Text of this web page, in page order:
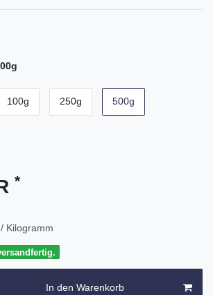
100g 250g 500g
*
Kilogramm
In den Warenkorb